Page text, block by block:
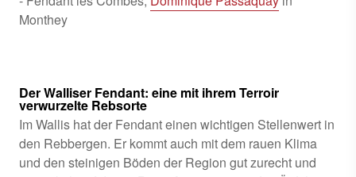
Monthey
Der Walliser Fendant: eine mit ihrem Terroir
verwurzelte Rebsorte
Im Wallis hat der Fendant einen wichtigen Stellenwert in
den Rebbergen. Er kommt auch mit dem rauen Klima
und den steinigen Böden der Region gut zurecht und